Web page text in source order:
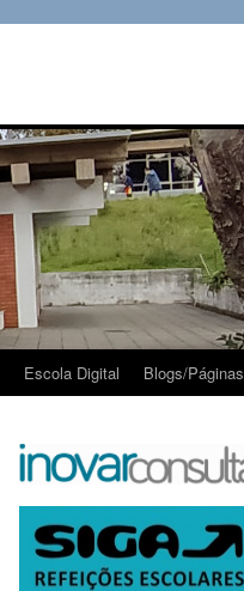
Escola Digital Blogs/Páginas